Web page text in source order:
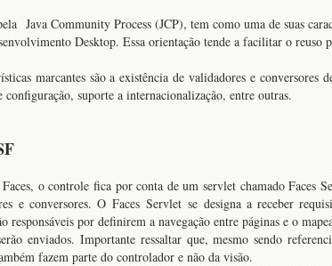
Java Community Process (JCP), tem como uma de suas
Desktop. Essa orientação tende a facilitar o
marcantes são a existência de validadores e
configuração, suporte a internacionalização, entre outras.
o controle fica por conta de um servlet chamado
e conversores. O Faces Servlet se designa a receber
responsáveis por definirem a navegação entre páginas e o
enviados. Importante ressaltar que, mesmo sendo
fazem parte do controlador e não da visão.